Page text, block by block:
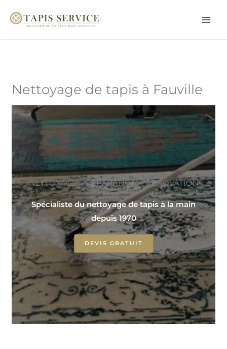
Nettoyage de tapis à Fauville
NETTOYAGE ~ RÉPARATION ~ RÉNOVATION
Spécialiste du nettoyage de tapis à la main
depuis 1970
DEVIS GRATUIT